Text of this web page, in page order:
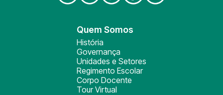
Quem Somos
História
Governança
Unidades e Setores
Regimento Escolar
Corpo Docente
Tour Virtual